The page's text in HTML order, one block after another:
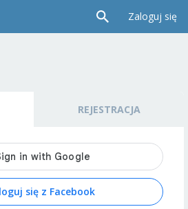
Zaloguj się
REJESTRACJA
się z Facebook